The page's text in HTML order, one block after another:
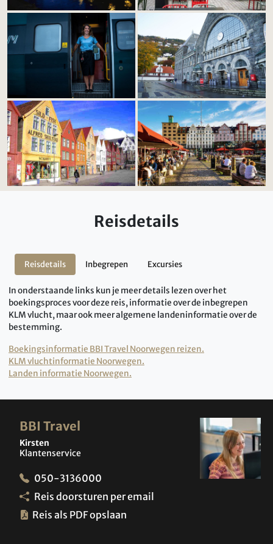
Reisdetails
Reisdetails Inbegrepen Excursies
In onderstaande links kun je meer details lezen over het
boekingsproces voor deze reis, informatie over de inbegrepen
KLM vlucht, maar ook meer algemene landeninformatie over de
bestemming.
Boekingsinformatie BBI Travel Noorwegen reizen.
KLM vluchtinformatie Noorwegen.
Landen informatie Noorwegen.
BBI Travel
Kirsten
Klantenservice
050-3136000
Reis doorsturen per email
Reis als PDF opslaan